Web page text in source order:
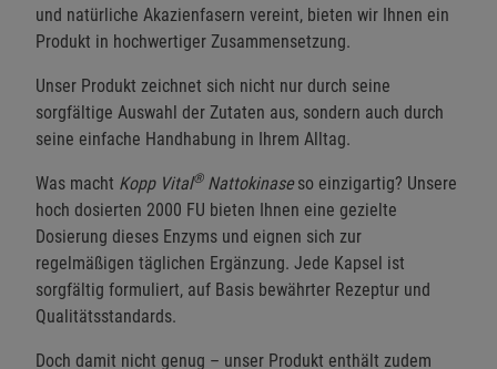
und natürliche Akazienfasern vereint, bieten wir Ihnen ein
Produkt in hochwertiger Zusammensetzung.
Unser Produkt zeichnet sich nicht nur durch seine
sorgfältige Auswahl der Zutaten aus, sondern auch durch
seine einfache Handhabung in Ihrem Alltag.
Was macht Kopp Vital®Nattokinaseso einzigartig? Unsere
hoch dosierten 2000 FU bieten Ihnen eine gezielte
Dosierung dieses Enzyms und eignen sich zur
regelmäßigen täglichen Ergänzung. Jede Kapsel ist
sorgfältig formuliert, auf Basis bewährter Rezeptur und
Qualitätsstandards.
Doch damit nicht genug – unser Produkt enthält zudem